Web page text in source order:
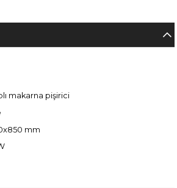
makarna pişirici
mm